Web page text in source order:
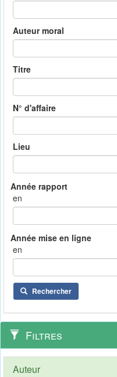
Auteur moral
Titre
N° d'affaire
Lieu
en
en
Rechercher
Filtres
Auteur